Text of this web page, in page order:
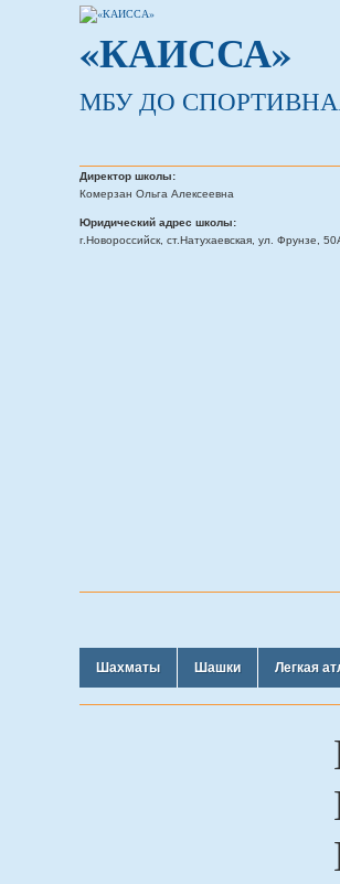
«КАИССА»
МБУ ДО
Директор школы:
Комерзан Ольга Алексеевна
Юридический адрес школы:
г.Новороссийск, ст.Натухаевская, ул. Фрунзе,
Шахматы Шашки Легкая